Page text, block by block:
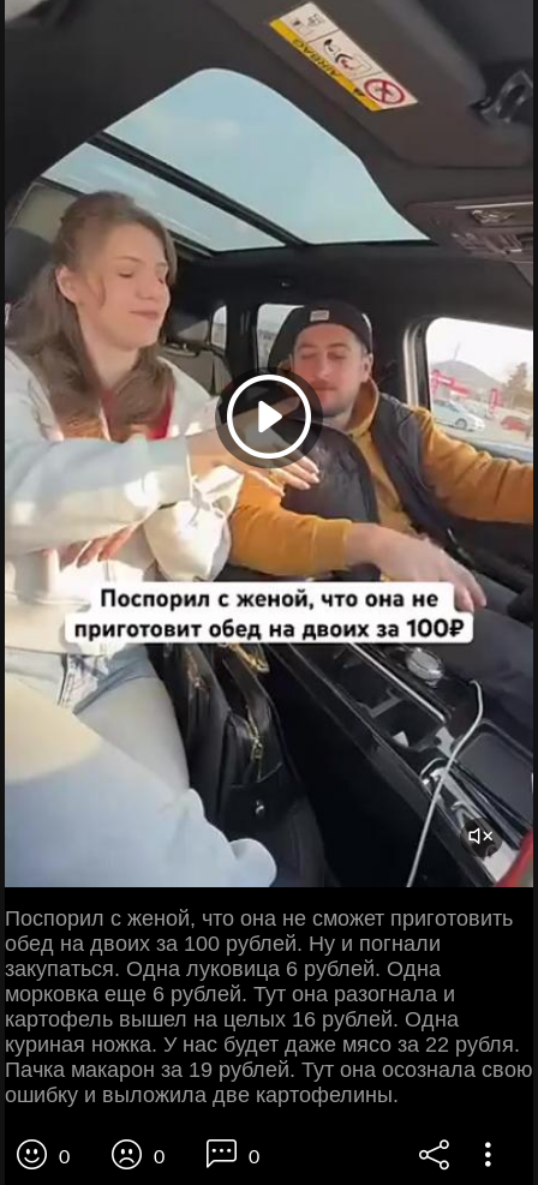
Поспорил с женой, что она не сможет приготовить
обед на двоих за 100 рублей. Ну и погнали
закупаться. Одна луковица 6 рублей. Одна
морковка еще 6 рублей. Тут она разогнала и
картофель вышел на целых 16 рублей. Одна
куриная ножка. У нас будет даже мясо за 22 рубля.
Пачка макарон за 19 рублей. Тут она осознала свою
ошибку и выложила две картофелины.
0 0 0